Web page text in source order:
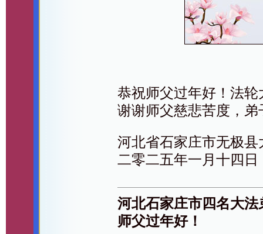
恭祝师父过年好！法
谢谢师父慈悲苦度，
河北省石家庄市无极县
二零二五年一月十四日
河北石家庄市四名大
师父过年好！